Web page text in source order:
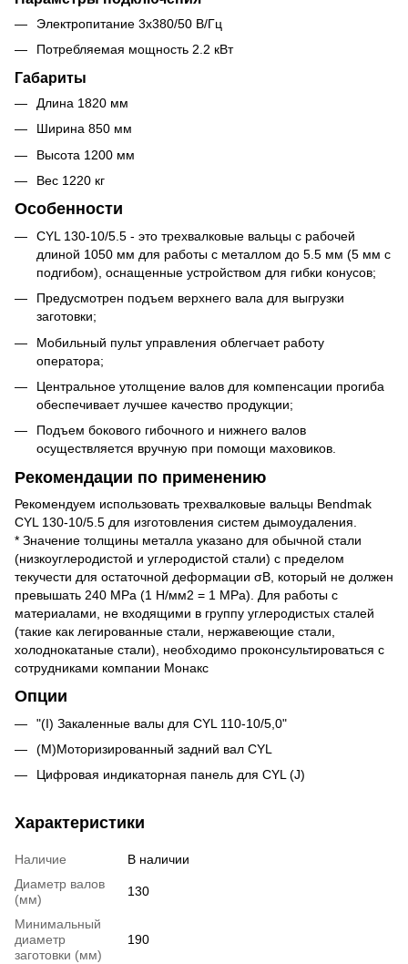
Электропитание 3x380/50 В/Гц
Потребляемая мощность 2.2 кВт
Габариты
Длина 1820 мм
Ширина 850 мм
Высота 1200 мм
Вес 1220 кг
Особенности
CYL 130-10/5.5 - это трехвалковые вальцы с рабочей
длиной 1050 мм для работы с металлом до 5.5 мм (5 мм с
подгибом), оснащенные устройством для гибки конусов;
Предусмотрен подъем верхнего вала для выгрузки
заготовки;
Мобильный пульт управления облегчает работу
оператора;
Центральное утолщение валов для компенсации прогиба
обеспечивает лучшее качество продукции;
Подъем бокового гибочного и нижнего валов
осуществляется вручную при помощи маховиков.
Рекомендации по применению
Рекомендуем использовать трехвалковые вальцы Bendmak
CYL 130-10/5.5 для изготовления систем дымоудаления.
* Значение толщины металла указано для обычной стали
(низкоуглеродистой и углеродистой стали) с пределом
текучести для остаточной деформации σВ, который не должен
превышать 240 MРa (1 Н/мм2 = 1 MPa). Для работы с
материалами, не входящими в группу углеродистых сталей
(такие как легированные стали, нержавеющие стали,
холоднокатаные стали), необходимо проконсультироваться с
сотрудниками компании Монакс
Опции
"(I) Закаленные валы для CYL 110-10/5,0"
(М)Моторизированный задний вал CYL
Цифровая индикаторная панель для CYL (J)
Характеристики
Наличие
В наличии
Диаметр валов
(мм)
130
Минимальный
диаметр
заготовки (мм)
190